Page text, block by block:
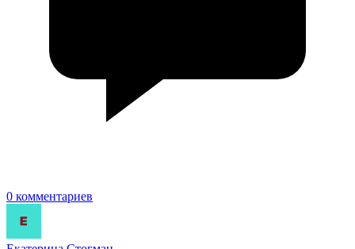
0 комментариев